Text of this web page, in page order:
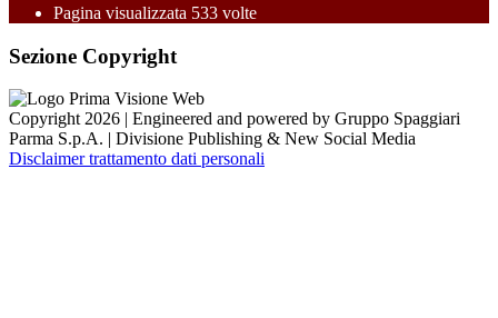
Pagina visualizzata 533 volte
Sezione Copyright
Copyright 2026 | Engineered and powered by Gruppo Spaggiari
Parma S.p.A. | Divisione Publishing & New Social Media
Disclaimer trattamento dati personali